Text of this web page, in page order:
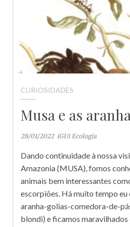
CURIOSIDADES
Musa e as
28/01/2022 iGUi Ecologia
Dando continuidade à nossa
Amazonia (MUSA), fomos
animais bem interessantes
escorpiões. Há muito tempo eu
aranha-golias-comedora-de-
blondi) e ficamos maravilhados